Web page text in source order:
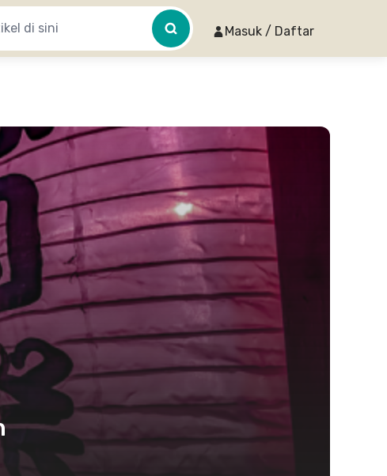
Masuk / Daftar